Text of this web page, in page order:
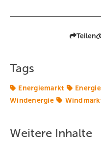
Teilen
Tags
Energiemarkt
Windenergie
Windmarkt
Weitere Inhalte